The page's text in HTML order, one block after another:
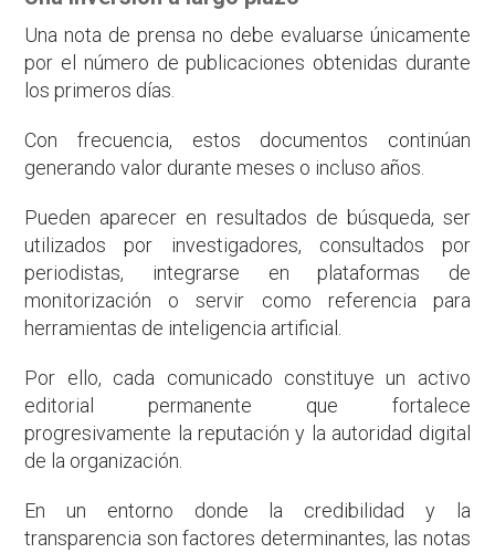
Una nota de prensa no debe evaluarse únicamente
por el número de publicaciones obtenidas durante
los primeros días.
Con frecuencia, estos documentos continúan
generando valor durante meses o incluso años.
Pueden aparecer en resultados de búsqueda, ser
utilizados por investigadores, consultados por
periodistas, integrarse en plataformas de
monitorización o servir como referencia para
herramientas de inteligencia artificial.
Por ello, cada comunicado constituye un activo
editorial permanente que fortalece
progresivamente la reputación y la autoridad digital
de la organización.
En un entorno donde la credibilidad y la
transparencia son factores determinantes, las notas